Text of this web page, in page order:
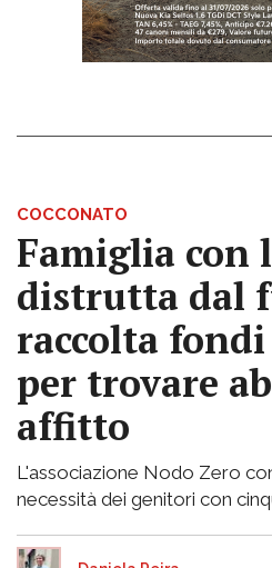
COCCONATO
Famiglia con
distrutta dal
raccolta
per trovare
affitto
L'associazione Nodo Zero
necessità dei genitori con